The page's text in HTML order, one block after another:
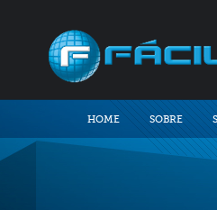
HOME SOBRE